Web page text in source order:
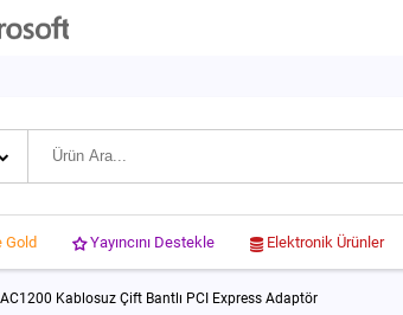
Gold Yayıncını Destekle Elektronik Ürünler
Kablosuz Çift Bantlı PCI Express Adaptör